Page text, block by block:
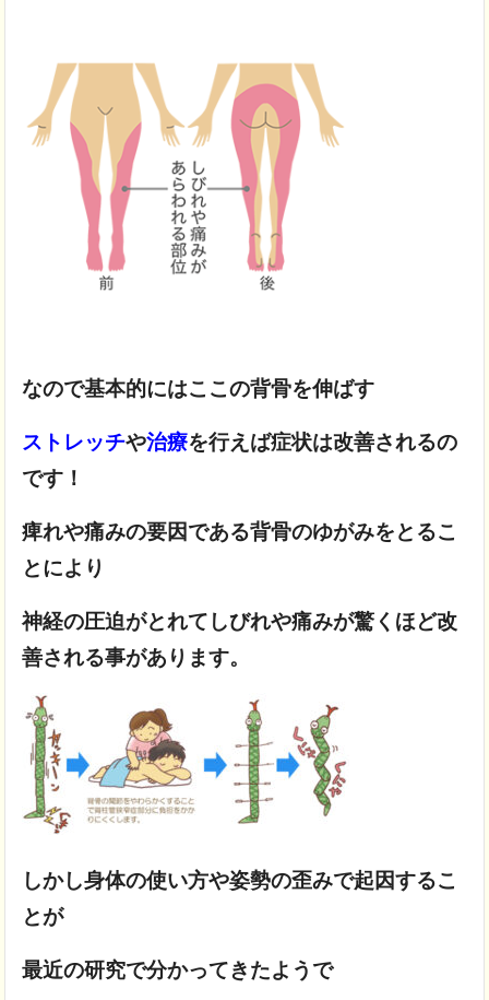
なので基本的にはここの背骨を伸ばす
ストレッチや治療を行えば症状は改善されるの
です！
痺れや痛みの要因である背骨のゆがみをとるこ
とにより
神経の圧迫がとれてしびれや痛みが驚くほど改
善される事があります。
しかし身体の使い方や姿勢の歪みで起因するこ
とが
最近の研究で分かってきたようで